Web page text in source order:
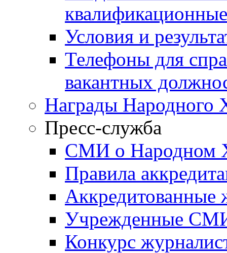
Условия и
Телефоны для
вакантных
Награды Народного
Пресс-служба
СМИ о Народном
Правила
Учрежденные
Конкурс